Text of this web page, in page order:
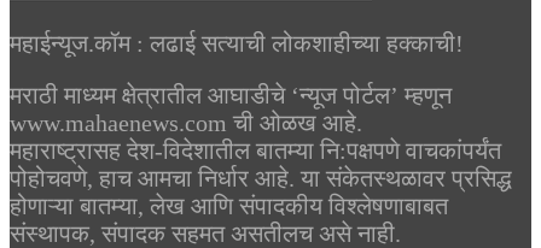
महाईन्यूज.कॉम : लढाई सत्याची लोकशाहीच्या हक्काची!
मराठी माध्यम क्षेत्रातील आघाडीचे ‘न्यूज पोर्टल’ म्हणून
www.mahaenews.com ची ओळख आहे.
महाराष्ट्रासह देश-विदेशातील बातम्या नि:पक्षपणे वाचकांपर्यंत
पोहोचवणे, हाच आमचा निर्धार आहे. या संकेतस्थळावर प्रसिद्ध
होणाऱ्या बातम्या, लेख आणि संपादकीय विश्लेषणाबाबत
संस्थापक, संपादक सहमत असतीलच असे नाही.